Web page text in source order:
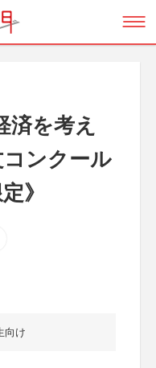
済を考え
ンクール
》
向け